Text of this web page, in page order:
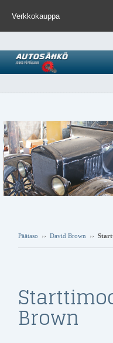
Verkkokauppa
Päätaso ›› David Brown ››
Brown